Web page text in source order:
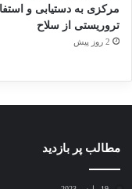
مرکزی به دستیابی و
تروریستی از سلاح
2 روز پیش
مطالب پر بازدید